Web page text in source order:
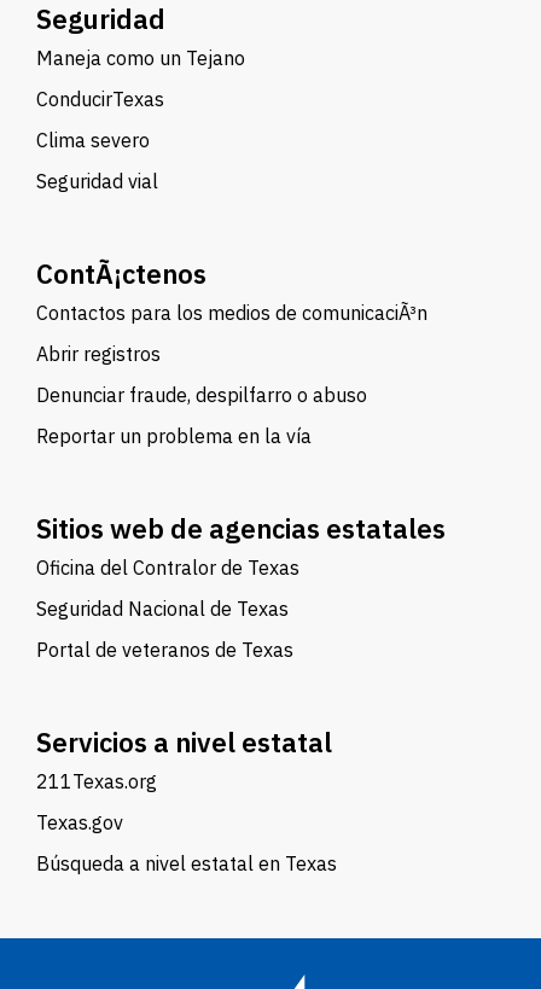
Seguridad
Maneja como un Tejano
ConducirTexas
Clima severo
Seguridad vial
ContÃ¡ctenos
Contactos para los medios de comunicaciÃ³n
Abrir registros
Denunciar fraude, despilfarro o abuso
Reportar un problema en la vía
Sitios web de agencias estatales
Oficina del Contralor de Texas
Seguridad Nacional de Texas
Portal de veteranos de Texas
Servicios a nivel estatal
211Texas.org
Texas.gov
Búsqueda a nivel estatal en Texas